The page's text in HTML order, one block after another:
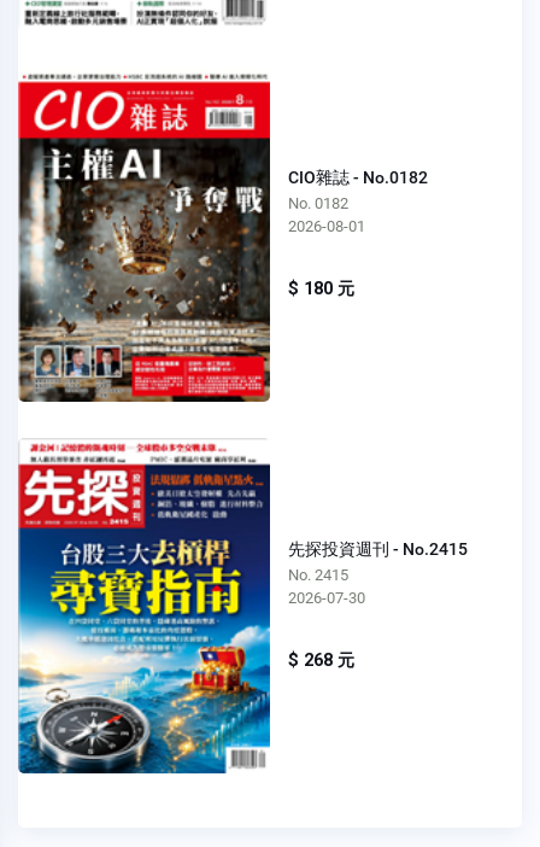
CIO雜誌 - No.0182
No. 0182
2026-08-01
$ 180 元
先探投資週刊 - No.2415
No. 2415
2026-07-30
$ 268 元